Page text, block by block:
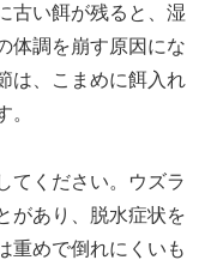
古い餌が残ると、湿
体調を崩す原因にな
は、こまめに餌入れ
。
てください。ウズラ
があり、脱水症状を
重めで倒れにくいも